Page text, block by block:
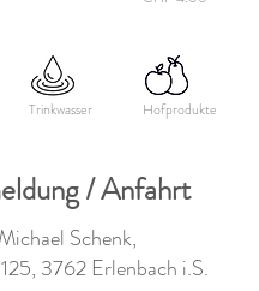
Trinkwasser Hofprodukte
/ Anfahrt
Michael Schenk,
3762 Erlenbach i.S.